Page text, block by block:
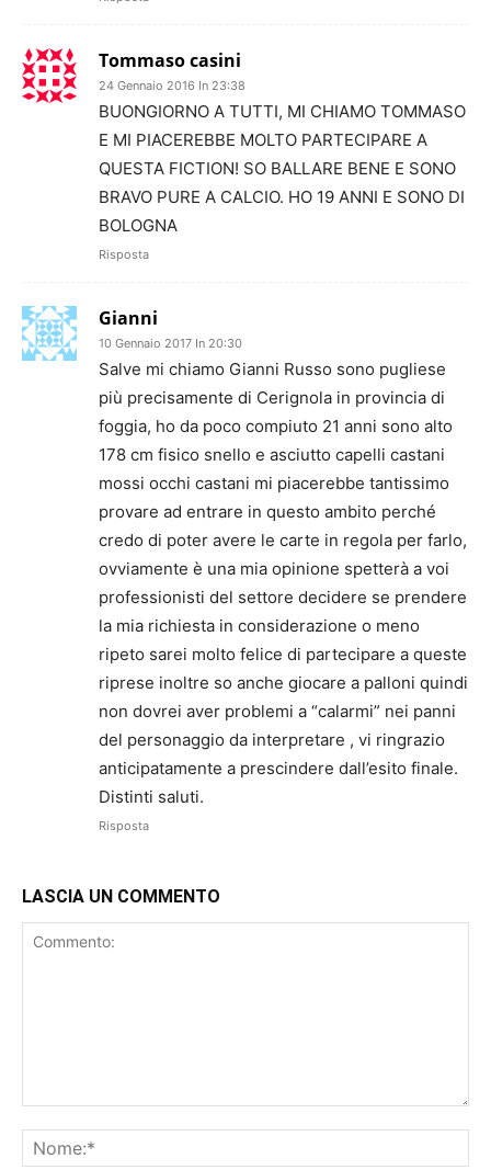
Tommaso casini
24 Gennaio 2016 In 23:38
BUONGIORNO A TUTTI, MI CHIAMO TOMMASO
E MI PIACEREBBE MOLTO PARTECIPARE A
QUESTA FICTION! SO BALLARE BENE E SONO
BRAVO PURE A CALCIO. HO 19 ANNI E SONO DI
BOLOGNA
Risposta
Gianni
10 Gennaio 2017 In 20:30
Salve mi chiamo Gianni Russo sono pugliese
più precisamente di Cerignola in provincia di
foggia, ho da poco compiuto 21 anni sono alto
178 cm fisico snello e asciutto capelli castani
mossi occhi castani mi piacerebbe tantissimo
provare ad entrare in questo ambito perché
credo di poter avere le carte in regola per farlo,
ovviamente è una mia opinione spetterà a voi
professionisti del settore decidere se prendere
la mia richiesta in considerazione o meno
ripeto sarei molto felice di partecipare a queste
riprese inoltre so anche giocare a palloni quindi
non dovrei aver problemi a “calarmi” nei panni
del personaggio da interpretare , vi ringrazio
anticipatamente a prescindere dall’esito finale.
Distinti saluti.
Risposta
LASCIA UN COMMENTO